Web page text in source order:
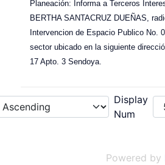
Planeación: Informa a Terceros
BERTHA SANTACRUZ DUEÑAS,
Intervencion de Espacio Publico No.
sector ubicado en la siguiente
17 Apto. 3 Sendoya.
Display
Num
Powered by